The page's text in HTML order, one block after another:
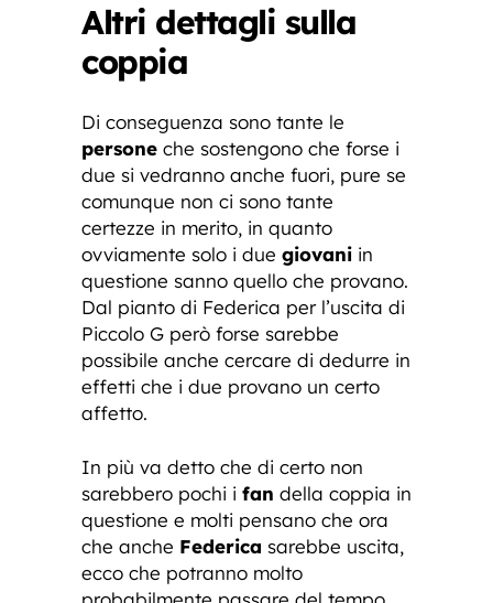
Altri dettagli sulla
coppia
Di conseguenza sono tante le
persone che sostengono che forse i
due si vedranno anche fuori, pure se
comunque non ci sono tante
certezze in merito, in quanto
ovviamente solo i due giovani in
questione sanno quello che provano.
Dal pianto di Federica per l’uscita di
Piccolo G però forse sarebbe
possibile anche cercare di dedurre in
effetti che i due provano un certo
affetto.
In più va detto che di certo non
sarebbero pochi i fan della coppia in
questione e molti pensano che ora
che anche Federica sarebbe uscita,
ecco che potranno molto